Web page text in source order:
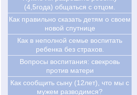
(4,5года) общаться с отцом.
Как правильно сказать детям о своем
новой спутнице
Как в неполной семье воспитать
ребенка без страхов.
Вопросы воспитания: свекровь
против матери
Как сообщить сыну (12лет), что мы с
мужем разводимся?